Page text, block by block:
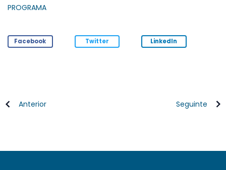
PROGRAMA
Facebook Twitter LinkedIn
Anterior Seguinte